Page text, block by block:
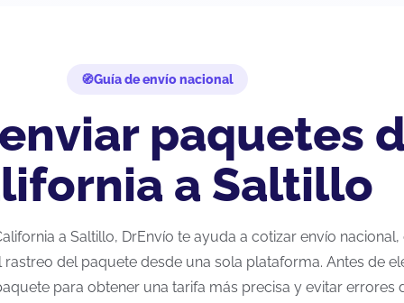
Guía de envío nacional
paquetes
a Saltillo
a Saltillo, DrEnvío te ayuda a cotizar envío
del paquete desde una sola plataforma. Antes de
para obtener una tarifa más precisa y evitar errores